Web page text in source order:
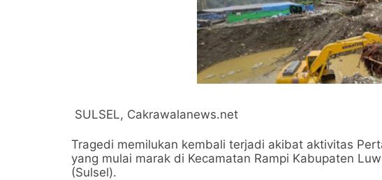
SULSEL, Cakrawalanews.net
Tragedi memilukan kembali terjadi akibat aktivitas
yang mulai marak di Kecamatan Rampi Kabupaten
(Sulsel).